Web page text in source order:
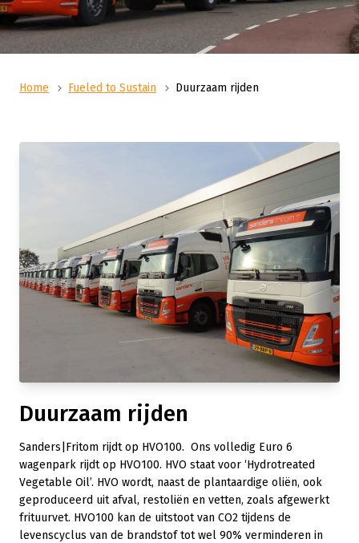
Home Fueled to Sustain Duurzaam rijden
Duurzaam rijden
Sanders|Fritom rijdt op HVO100. Ons volledig Euro 6
wagenpark rijdt op HVO100. HVO staat voor ‘Hydrotreated
Vegetable Oil’. HVO wordt, naast de plantaardige oliën, ook
geproduceerd uit afval, restoliën en vetten, zoals afgewerkt
frituurvet. HVO100 kan de uitstoot van CO2 tijdens de
levenscyclus van de brandstof tot wel 90% verminderen in